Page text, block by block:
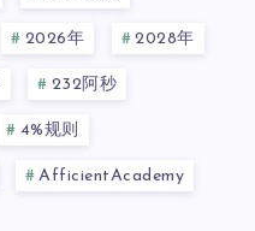
2026年 2028年
232阿秒
4%规则
AfficientAcademy